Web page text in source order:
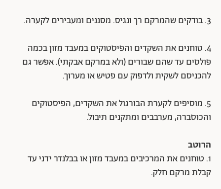
3. בודקים שהמרקם רך ונגיס. מסננים ומעבירים לקערה.
4. טוחנים את השקדים והפיסטוקים במעבד מזון בכמה
פולסים עד שהם שבורים (ולא במרקם אבקתי). אפשר גם
להכניסם לשקית ולדפוק עם פטיש או מערוך.
5. מוסיפים לקערת הבורגול את השקדים, הפיסטוקים
והכוסברה, מערבבים ומתקנים תיבול.
הרוטב
1. טוחנים את המרכיבים במעבד מזון או בבלנדר ידני עד
קבלת מרקם חלק.